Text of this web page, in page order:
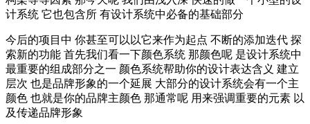
计系统 它也包含所 有设计系统中必备的基础部分
今后的项目中 你甚至可以以它来作为起点 不断的添加迭代 探
索新的功能 首先我们看一下颜色系统 那颜色呢 是设计系统中
最重要的组成部分之一 颜色系统帮助你的设计表达含义 建立
层次 也是品牌形象的一个延展 大部分的设计系统会有一个主
颜色 也就是你的品牌主颜色 那通常呢 用来强调重要的元素 以
及传递品牌形象